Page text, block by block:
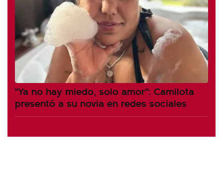
"Ya no hay miedo, solo amor": Camilota
presentó a su novia en redes sociales